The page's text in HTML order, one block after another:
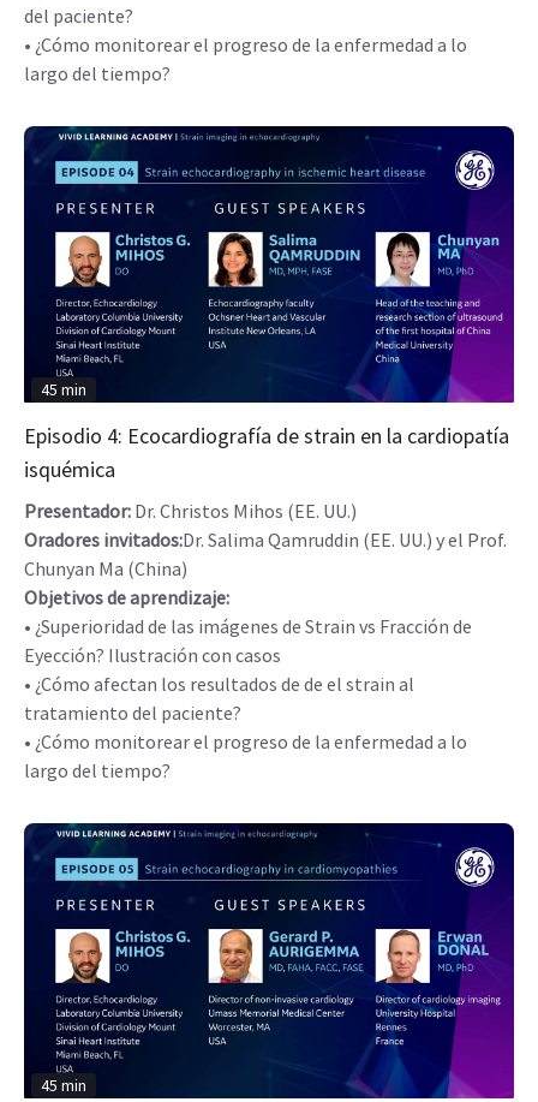
del paciente?
• ¿Cómo monitorear el progreso de la enfermedad a lo
largo del tiempo?
45 min
Episodio 4: Ecocardiografía de strain en la cardiopatía
isquémica
Presentador: Dr. Christos Mihos (EE. UU.)
Oradores invitados:Dr. Salima Qamruddin (EE. UU.) y el Prof.
Chunyan Ma (China)
Objetivos de aprendizaje:
• ¿Superioridad de las imágenes de Strain vs Fracción de
Eyección? Ilustración con casos
• ¿Cómo afectan los resultados de de el strain al
tratamiento del paciente?
• ¿Cómo monitorear el progreso de la enfermedad a lo
largo del tiempo?
45 min